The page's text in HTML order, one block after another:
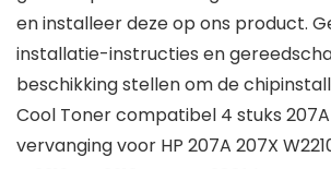
en installeer deze op ons product.
installatie-instructies en
beschikking stellen om de
Cool Toner compatibel 4 stuks
vervanging voor HP 207A 207X